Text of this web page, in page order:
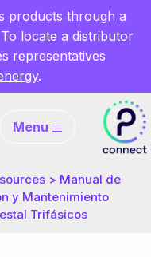
products through a
locate a distributor
representatives
.
Menu
> Manual de
y Mantenimiento
Trifásicos